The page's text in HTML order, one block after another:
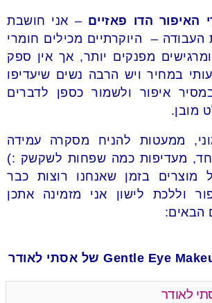
האיפור הדו פאזיים – אני חושבת
– היוקרתיים מכילים חומרי
ומרגישים מפנקים יותר, אך אין ספק
במחיר ויש הרבה נשים שיעדיפו
איפור ולשמור כספן לדברים
מובן.
ממעטות להניח מסקרה עמידה
מעדיפות כמה שפחות לשקשק :)
מוצרים בזמן שאנחנו רוצות כבר
וללכת לישון אני מזמינה אתכן
הבאים: